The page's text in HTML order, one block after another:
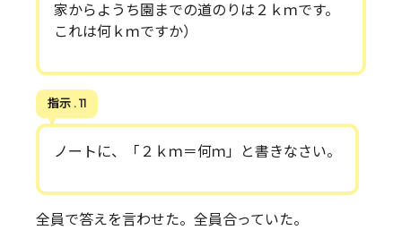
家からようち園までの道のりは２ｋｍです。
これは何ｋｍですか）
指示 . 11
ノートに、「２ｋｍ＝何ｍ」と書きなさい。
全員で答えを言わせた。全員合っていた。